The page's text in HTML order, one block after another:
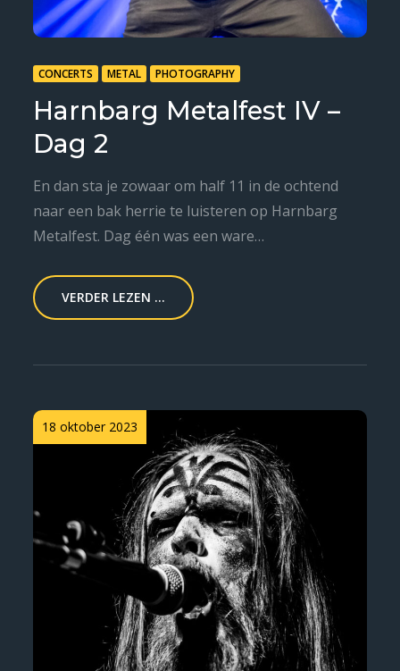
CONCERTS METAL PHOTOGRAPHY
Harnbarg Metalfest IV –
Dag 2
En dan sta je zowaar om half 11 in de ochtend
naar een bak herrie te luisteren op Harnbarg
Metalfest. Dag één was een ware…
VERDER LEZEN ...
Posted
on
18 oktober 2023